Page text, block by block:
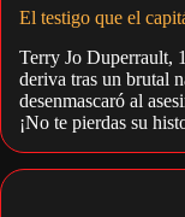
El testigo que el
Terry Jo Duperrault,
deriva tras un brutal
desenmascaró al
¡No te pierdas su